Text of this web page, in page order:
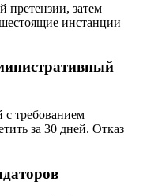
претензии, затем
инстанции
с требованием
за 30 дней. Отказ